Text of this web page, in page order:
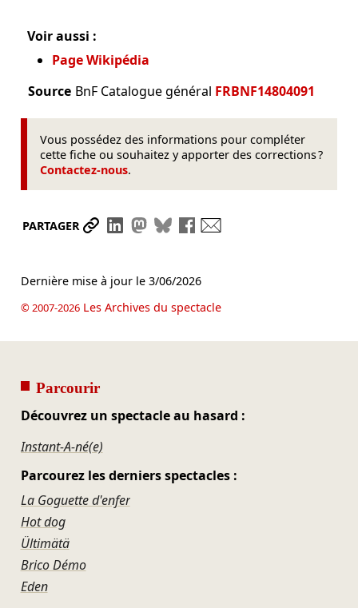
Voir aussi :
Page Wikipédia
Source BnF Catalogue général FRBNF14804091
Vous possédez des informations pour compléter
cette fiche ou souhaitez y apporter des corrections ?
Contactez-nous.
PARTAGER Partager le lien
Partager sur LinkedIn
Partager sur Mastodon
Partager sur Bluesky
Partager sur Facebook
Dernière mise à jour le 3/06/2026
© 2007-2026Les Archives du spectacle
Parcourir
Découvrez un spectacle au hasard :
Instant-A-né(e)
Parcourez les derniers spectacles :
La Goguette d'enfer
Hot dog
Ültimätä
Brico Démo
Eden